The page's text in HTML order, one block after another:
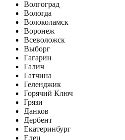
Волгоград
Вологда
Волоколамск
Воронеж
Всеволожск
Выборг
Гагарин
Галич
Гатчина
Геленджик
Горячий Ключ
Грязи
Данков
Дербент
Екатеринбург
Елец